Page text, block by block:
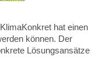
hat einen
können. Der
Lösungsansätze